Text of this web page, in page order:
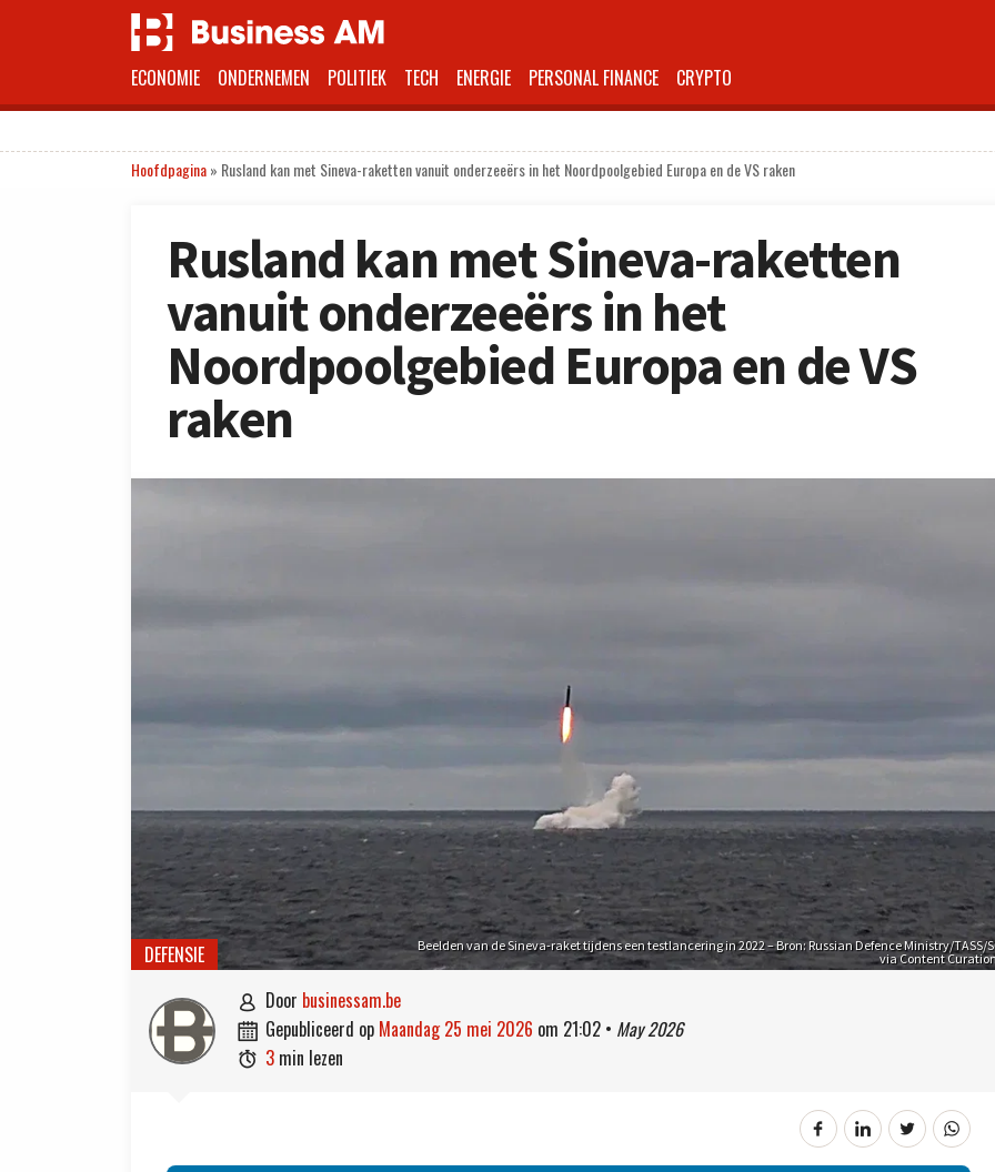
ECONOMIE ONDERNEMEN POLITIEK TECH ENERGIE PERSONAL FINANCE CRYPTO
Hoofdpagina» Rusland kan met Sineva-raketten vanuit onderzeeërs in het Noordpoolgebied Europa en de VS raken
Rusland kan met Sineva-raketten
vanuit onderzeeërs in het
Noordpoolgebied Europa en de VS
raken
Beelden van de Sineva-raket tijdens een testlancering in 2022 – Bron: Russian Defence Ministry/TASS/
via Content
DEFENSIE
 door businessam.be
 gepubliceerd op maandag 25 mei 2026 om 21:02 • May 2026
 3 min lezen